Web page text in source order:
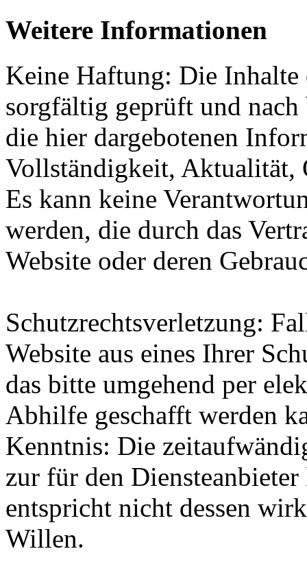
Weitere Informationen
Keine Haftung: Die Inhalte
sorgfältig geprüft und
die hier dargebotenen
Vollständigkeit, Aktualität,
Es kann keine
werden, die durch das
Website oder deren
Schutzrechtsverletzung:
Website aus eines Ihrer
das bitte umgehend per
Abhilfe geschafft werden
Kenntnis: Die
zur für den
entspricht nicht dessen
Willen.